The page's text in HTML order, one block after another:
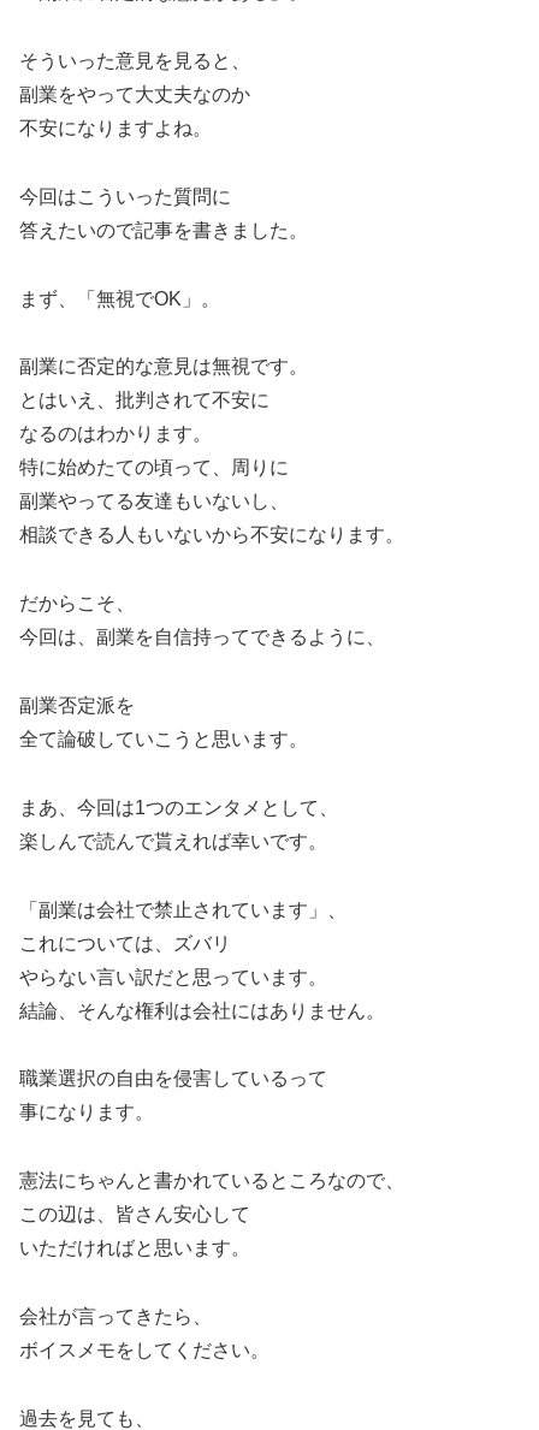
そういった意見を見ると、
副業をやって大丈夫なのか
不安になりますよね。
今回はこういった質問に
答えたいので記事を書きました。
まず、「無視でOK」。
副業に否定的な意見は無視です。
とはいえ、批判されて不安に
なるのはわかります。
特に始めたての頃って、周りに
副業やってる友達もいないし、
相談できる人もいないから不安になります。
だからこそ、
今回は、副業を自信持ってできるように、
副業否定派を
全て論破していこうと思います。
まあ、今回は1つのエンタメとして、
楽しんで読んで貰えれば幸いです。
「副業は会社で禁止されています」、
これについては、ズバリ
やらない言い訳だと思っています。
結論、そんな権利は会社にはありません。
職業選択の自由を侵害しているって
事になります。
憲法にちゃんと書かれているところなので、
この辺は、皆さん安心して
いただければと思います。
会社が言ってきたら、
ボイスメモをしてください。
過去を見ても、